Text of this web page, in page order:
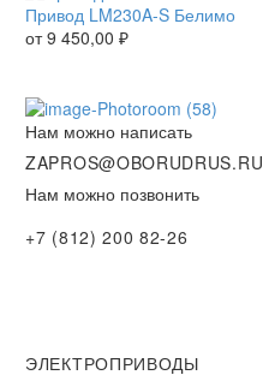
Привод LM230A-S Белимо
от9 450,00 ₽
Нам можно написать
ZAPROS@OBORUDRUS.RU
Нам можно позвонить
+7 (812) 200 82-26
ЭЛЕКТРОПРИВОДЫ